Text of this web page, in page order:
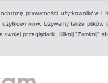
prywatności użytkowników i
Używamy także plików
swojej przeglądarki. Kliknij "Zamknij"